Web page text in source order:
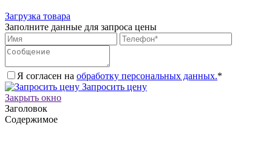
Загрузка товара
Заполните данные для запроса цены
Я согласен на обработку персональных данных.*
Запросить цену
Закрыть окно
Заголовок
Содержимое